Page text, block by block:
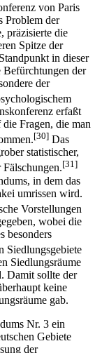
von Paris
Problem der
präzisierte die
Spitze der
in dieser
der
der
erfaßt
Fragen, die man
[30] Das
statistischer,
[31]
in dem das
umrissen wird.
Vorstellungen
wobei die
besonders
Siedlungsgebiete
Siedlungsräume
Damit sollte der
keine
gab.
Nr. 3 ein
Gebiete
der